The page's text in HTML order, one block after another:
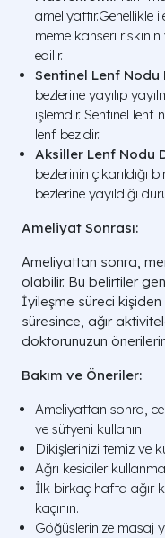
ameliyattır.Genellikle
meme kanseri
edilir.
Sentinel Lenf Nodu
bezlerine yayılıp
işlemdir. Sentinel lenf
lenf bezidir.
Aksiller Lenf Nodu
bezlerinin çıkarıldığı
bezlerine yayıldığı
Ameliyat Sonrası:
Ameliyattan sonra,
olabilir. Bu belirtiler
İyileşme süreci
süresince, ağır
doktorunuzun
Bakım ve Öneriler:
Ameliyattan sonra,
ve sütyeni kullanın.
Dikişlerinizi temiz ve
Ağrı kesiciler
İlk birkaç hafta ağır
kaçının.
Göğüslerinize masaj